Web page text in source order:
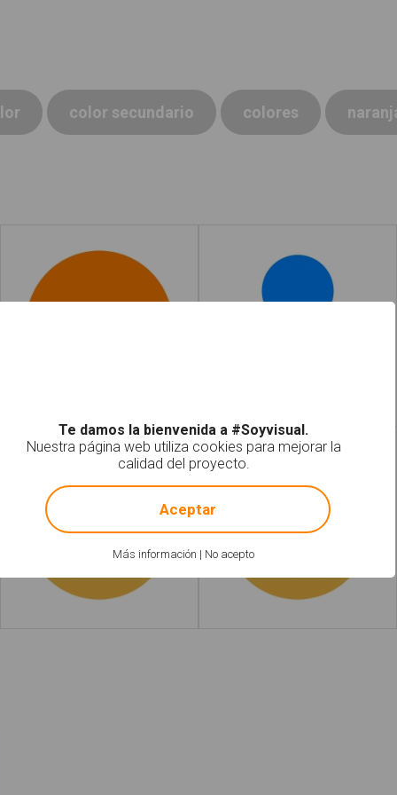
color secundario colores
Naranja
acerca de "Morado"
Leer más acerca
Leer más
Dorado Dorados
Te damos la bienvenida a #Soyvisual.
Nuestra página web utiliza cookies para mejorar la
calidad del proyecto.
Más información | No acepto
! Not valid!
Aceptar